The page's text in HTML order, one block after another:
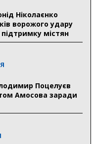
полеглих Героїв
Пантелеймона
сфері України
Ніколаєнко
ворожого удару
підтримку містян
Поцелуєв
Амосова заради